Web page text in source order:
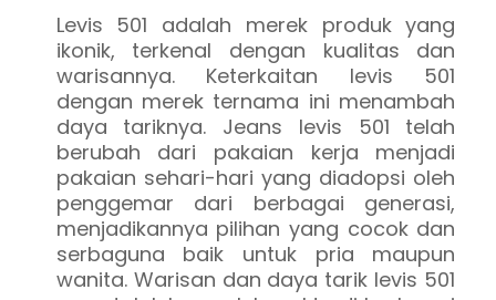
Levis 501 adalah merek produk yang
ikonik, terkenal dengan kualitas dan
warisannya. Keterkaitan levis 501
dengan merek ternama ini menambah
daya tariknya. Jeans levis 501 telah
berubah dari pakaian kerja menjadi
pakaian sehari-hari yang diadopsi oleh
penggemar dari berbagai generasi,
menjadikannya pilihan yang cocok dan
serbaguna baik untuk pria maupun
wanita. Warisan dan daya tarik levis 501